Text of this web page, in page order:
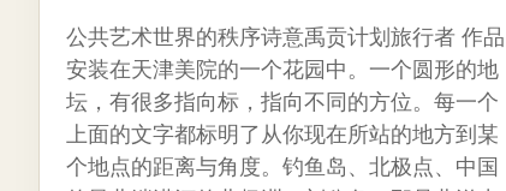
公共艺术世界的秩序诗意禹贡计划旅行者 作品
安装在天津美院的一个花园中。一个圆形的地
坛，有很多指向标，指向不同的方位。每一个
上面的文字都标明了从你现在所站的地方到某
个地点的距离与角度。钓鱼岛、北极点、中国